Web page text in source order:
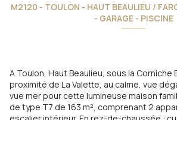
M2120 - TOULON - HAUT BEAULIEU /
- GARAGE - PISCINE
A Toulon, Haut Beaulieu, sous la Corniche
proximité de La Valette, au calme, vue
vue mer pour cette lumineuse maison
de type T7 de 163 m², comprenant 2
escalier intérieur. En rez-de-chaussée :